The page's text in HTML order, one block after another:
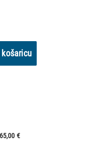
košaricu
65,00 €